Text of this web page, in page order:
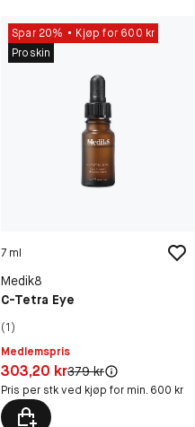
Spar 20%
Kjøp for 600 kr
Proskin
7 ml
Medik8
C-Tetra Eye
(1)
Medlemspris
Pris: 303,20 kr
303,20 krOriginal pris:
379 kr
Pris per stk ved kjøp for min. 600 kr